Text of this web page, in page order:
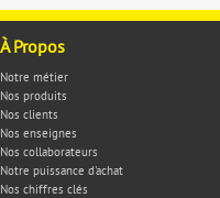
À Propos
Notre métier
Nos produits
Nos clients
Nos enseignes
Nos collaborateurs
Notre puissance d'achat
Nos chiffres clés